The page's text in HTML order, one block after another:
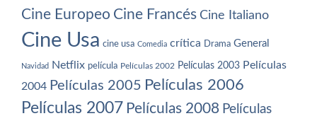
Cine Europeo Cine Francés Cine Italiano
Cine Usa cine usa Comedia crítica Drama General
Navidad Netflix película Películas 2002 Películas 2003 Películas
2004 Películas 2005 Películas 2006
Películas 2007 Películas 2008 Películas